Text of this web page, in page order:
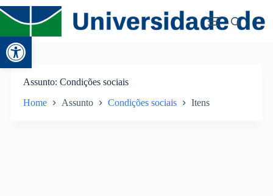
Abrir a barra de ferramentas
Assunto Condições sociais
Home Assunto Condições sociais Itens